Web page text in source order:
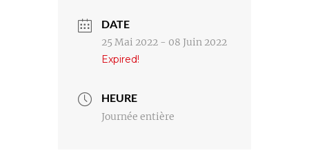
DATE
25 Mai 2022 - 08 Juin 2022
Expired!
HEURE
Journée entière